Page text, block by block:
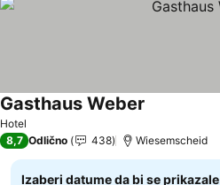
Hotel
Gasthaus Weber
8,7 Odlično 438 Wiesemscheid
Izaberi datume da bi se prikazale